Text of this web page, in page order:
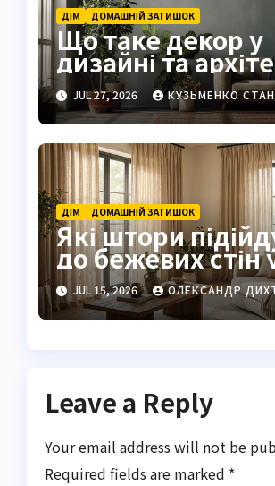
ДІМ ДОМАШНІЙ ЗАТИШОК
Що таке декор у
дизайні та
JUL 27, 2026 КУЗЬМЕНКО
ДІМ ДОМАШНІЙ ЗАТИШОК
Які штори
до бежевих стін
2026 році
JUL 15, 2026 ОЛЕКСАНДР
Leave a Reply
Your email address will not be
Required fields are marked *